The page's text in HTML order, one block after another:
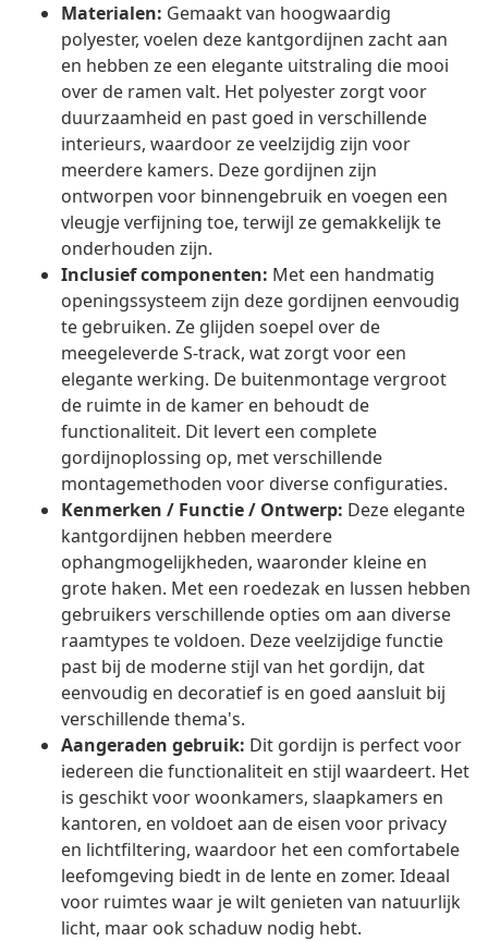
Materialen: Gemaakt van hoogwaardig
polyester, voelen deze kantgordijnen zacht aan
en hebben ze een elegante uitstraling die mooi
over de ramen valt. Het polyester zorgt voor
duurzaamheid en past goed in verschillende
interieurs, waardoor ze veelzijdig zijn voor
meerdere kamers. Deze gordijnen zijn
ontworpen voor binnengebruik en voegen een
vleugje verfijning toe, terwijl ze gemakkelijk te
onderhouden zijn.
Inclusief componenten: Met een handmatig
openingssysteem zijn deze gordijnen eenvoudig
te gebruiken. Ze glijden soepel over de
meegeleverde S-track, wat zorgt voor een
elegante werking. De buitenmontage vergroot
de ruimte in de kamer en behoudt de
functionaliteit. Dit levert een complete
gordijnoplossing op, met verschillende
montagemethoden voor diverse configuraties.
Kenmerken / Functie / Ontwerp: Deze elegante
kantgordijnen hebben meerdere
ophangmogelijkheden, waaronder kleine en
grote haken. Met een roedezak en lussen hebben
gebruikers verschillende opties om aan diverse
raamtypes te voldoen. Deze veelzijdige functie
past bij de moderne stijl van het gordijn, dat
eenvoudig en decoratief is en goed aansluit bij
verschillende thema's.
Aangeraden gebruik: Dit gordijn is perfect voor
iedereen die functionaliteit en stijl waardeert. Het
is geschikt voor woonkamers, slaapkamers en
kantoren, en voldoet aan de eisen voor privacy
en lichtfiltering, waardoor het een comfortabele
leefomgeving biedt in de lente en zomer. Ideaal
voor ruimtes waar je wilt genieten van natuurlijk
licht, maar ook schaduw nodig hebt.